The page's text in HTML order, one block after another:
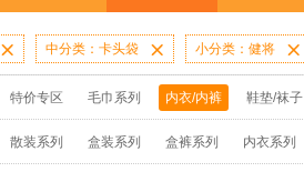
 中分类：卡头袋  小分类：健将 
特价专区 毛巾系列 内衣/内裤 鞋垫/袜子
散装系列 盒装系列 盒裤系列 内衣系列